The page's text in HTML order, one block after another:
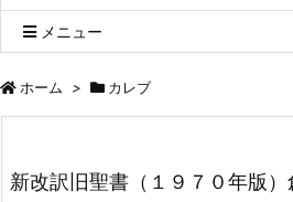
メニュー
ホーム > カレブ
新改訳旧聖書（１９７０年版